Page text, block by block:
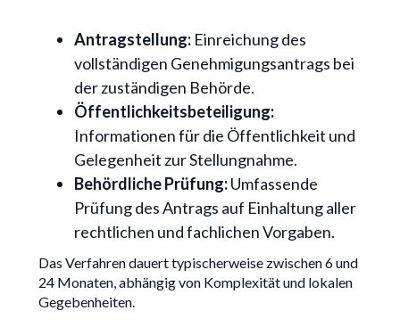
Antragstellung:Einreichung des
vollständigen Genehmigungsantrags bei
der zuständigen Behörde.
Öffentlichkeitsbeteiligung:
Informationen für die Öffentlichkeit und
Gelegenheit zur Stellungnahme.
Behördliche Prüfung:Umfassende
Prüfung des Antrags auf Einhaltung aller
rechtlichen und fachlichen Vorgaben.
Das Verfahren dauert typischerweise zwischen 6 und
24 Monaten, abhängig von Komplexität und lokalen
Gegebenheiten.